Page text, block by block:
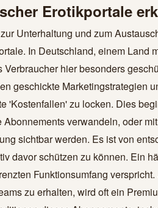
Erotikportale
Unterhaltung und zum
In Deutschland, einem Land
hier besonders
geschickte Marketingstrategien
'Kostenfallen' zu locken. Dies
verwandeln, oder
sichtbar werden. Es ist von
davor schützen zu können. Ein
Funktionsumfang
zu erhalten, wird oft ein